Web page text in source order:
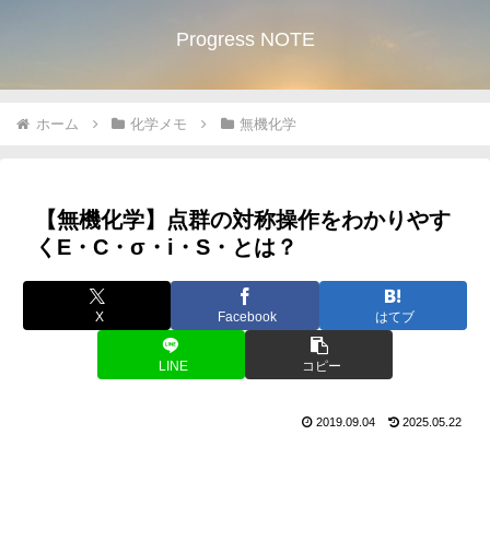
Progress NOTE
ホーム 化学メモ 無機化学
【無機化学】点群の対称操作をわかりやす
くE・C・σ・i・S・とは？
X Facebook はてブ
LINE コピー
2019.09.04 2025.05.22